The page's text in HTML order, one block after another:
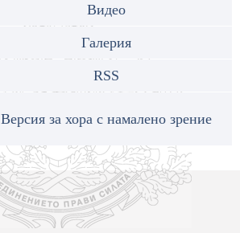
Видео
Галерия
RSS
Версия за хора с намалено зрение